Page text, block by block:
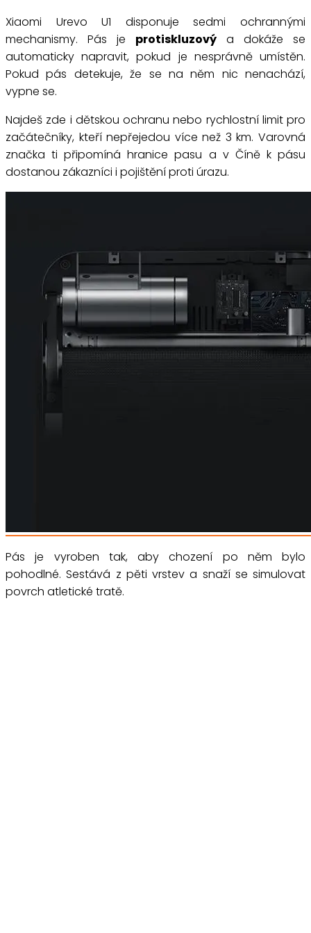
Xiaomi Urevo U1 disponuje sedmi ochrannými
mechanismy. Pás je protiskluzový a dokáže se
automaticky napravit, pokud je nesprávně umístěn.
Pokud pás detekuje, že se na něm nic nenachází,
vypne se.
Najdeš zde i dětskou ochranu nebo rychlostní limit pro
začátečníky, kteří nepřejedou více než 3 km. Varovná
značka ti připomíná hranice pasu a v Číně k pásu
dostanou zákazníci i pojištění proti úrazu.
Pás je vyroben tak, aby chození po něm bylo
pohodlné. Sestává z pěti vrstev a snaží se simulovat
povrch atletické tratě.